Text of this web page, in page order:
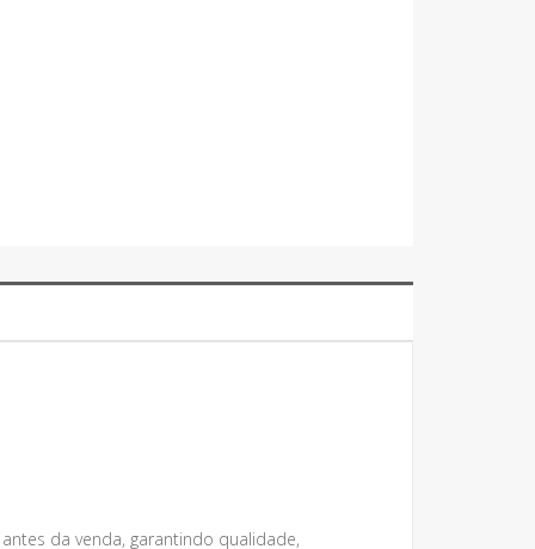
da venda, garantindo qualidade,